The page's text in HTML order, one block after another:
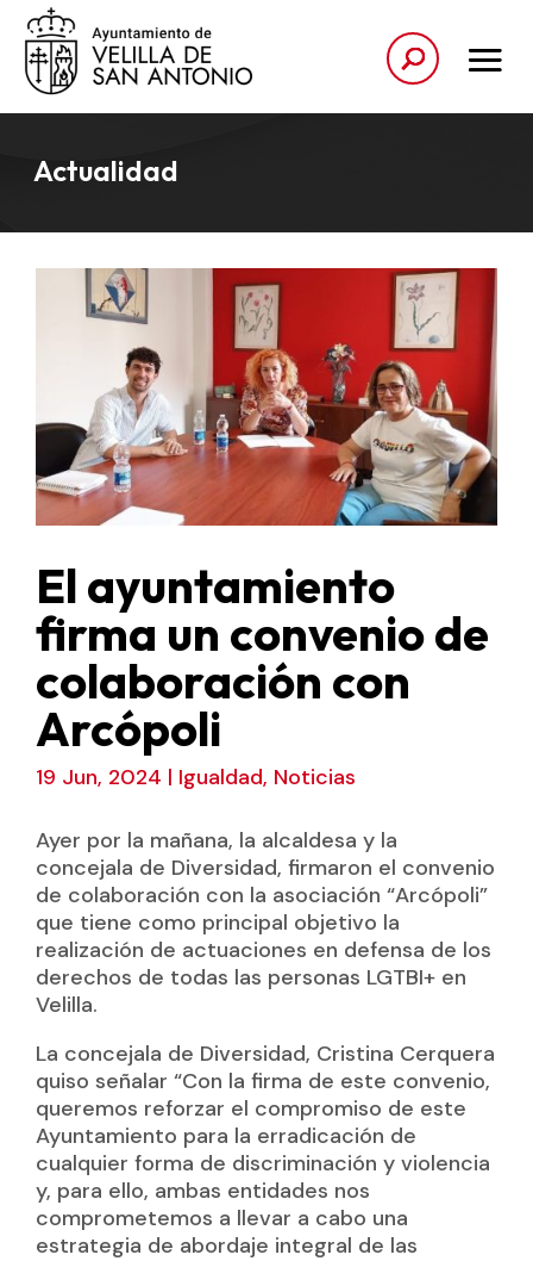
Actualidad
El ayuntamiento
firma un convenio de
colaboración con
Arcópoli
19 Jun, 2024 | Igualdad, Noticias
Ayer por la mañana, la alcaldesa y la
concejala de Diversidad, firmaron el convenio
de colaboración con la asociación “Arcópoli”
que tiene como principal objetivo la
realización de actuaciones en defensa de los
derechos de todas las personas LGTBI+ en
Velilla.
La concejala de Diversidad, Cristina Cerquera
quiso señalar “Con la firma de este convenio,
queremos reforzar el compromiso de este
Ayuntamiento para la erradicación de
cualquier forma de discriminación y violencia
y, para ello, ambas entidades nos
comprometemos a llevar a cabo una
estrategia de abordaje integral de las